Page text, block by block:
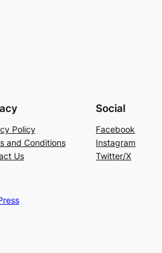
Policy
and Conditions
Us
Social
Facebook
Instagram
Twitter/X